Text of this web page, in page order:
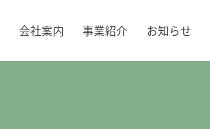
会社案内 事業紹介 お知らせ